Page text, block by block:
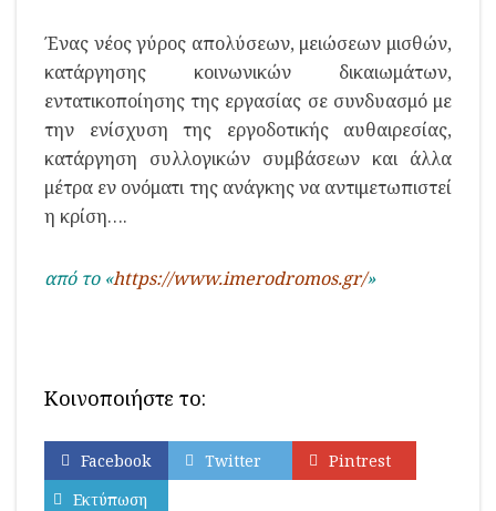
Ένας νέος γύρος απολύσεων, μειώσεων μισθών,
κατάργησης κοινωνικών δικαιωμάτων,
εντατικοποίησης της εργασίας σε συνδυασμό με
την ενίσχυση της εργοδοτικής αυθαιρεσίας,
κατάργηση συλλογικών συμβάσεων και άλλα
μέτρα εν ονόματι της ανάγκης να αντιμετωπιστεί
η κρίση….
από το «https://www.imerodromos.gr/»
Κοινοποιήστε το:
Facebook Twitter
Pintrest
Εκτύπωση